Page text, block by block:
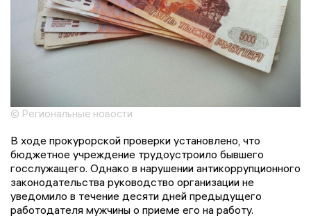
© Региональные новости
В ходе прокурорской проверки установлено, что
бюджетное учреждение трудоустроило бывшего
госслужащего. Однако в нарушении антикоррупционного
законодательства руководство организации не
уведомило в течение десяти дней предыдущего
работодателя мужчины о приеме его на работу.